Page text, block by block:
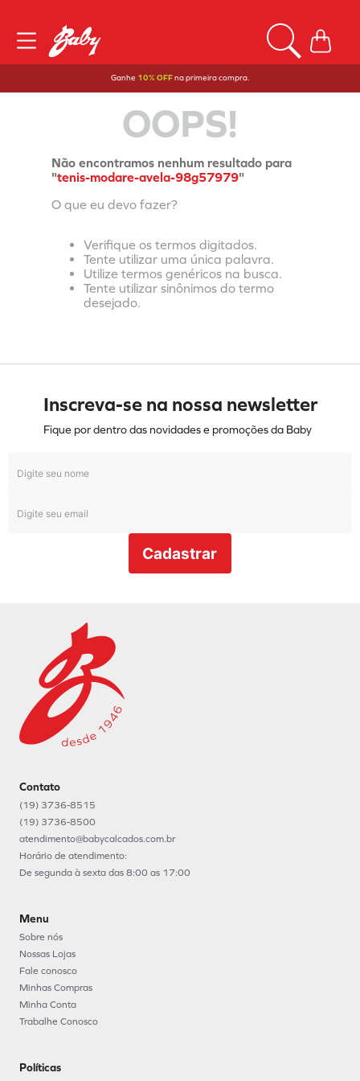
Ganhe 10% OFFna primeira compra.
OOPS!
Não encontramos nenhum resultado para
"tenis-modare-avela-98g57979"
O que eu devo fazer?
Verifique os termos digitados.
Tente utilizar uma única palavra.
Utilize termos genéricos na busca.
Tente utilizar sinônimos do termo
desejado.
Inscreva-se na nossa newsletter
Fique por dentro das novidades e promoções da Baby
Cadastrar
Contato
(19) 3736-8515
(19) 3736-8500
atendimento@babycalcados.com.br
Horário de atendimento:
De segunda à sexta das 8:00 as 17:00
Menu
Sobre nós
Nossas Lojas
Fale conosco
Minhas Compras
Minha Conta
Trabalhe Conosco
Políticas